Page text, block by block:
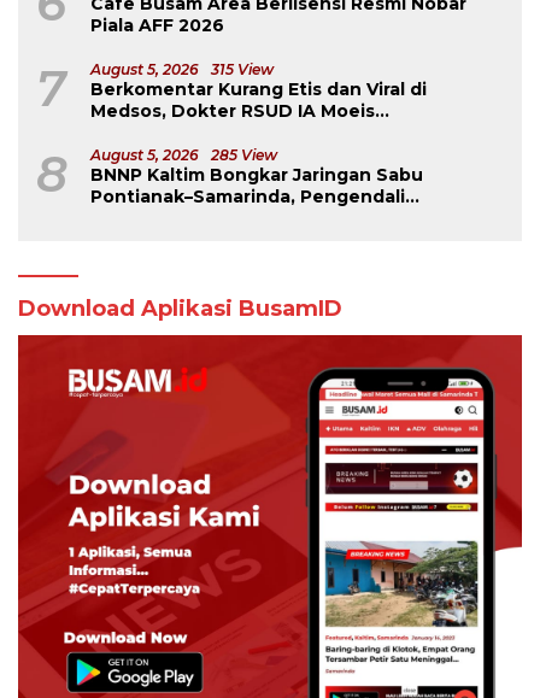
Piala AFF 2026
7 August 5, 2026 315 View
Berkomentar Kurang Etis dan Viral di
Medsos, Dokter RSUD IA Moeis
8 August 5, 2026 285 View
BNNP Kaltim Bongkar Jaringan Sabu
Pontianak–Samarinda, Pengendali
Download Aplikasi BusamID